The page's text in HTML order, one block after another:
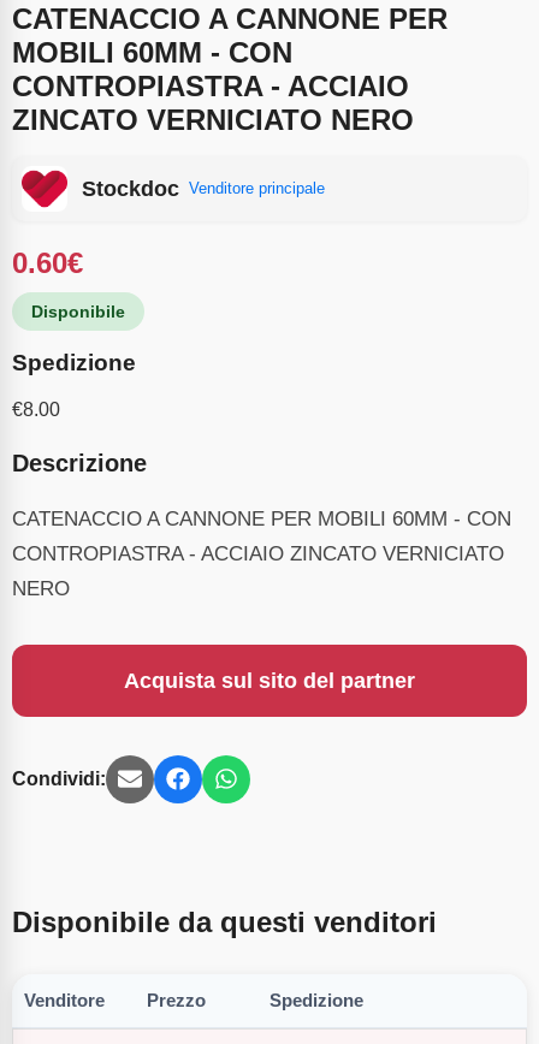
CATENACCIO A CANNONE PER
MOBILI 60MM - CON
CONTROPIASTRA - ACCIAIO
ZINCATO VERNICIATO NERO
Stockdoc Venditore principale
0.60€
Disponibile
Spedizione
€8.00
Descrizione
CATENACCIO A CANNONE PER MOBILI 60MM - CON
CONTROPIASTRA - ACCIAIO ZINCATO VERNICIATO
NERO
Acquista sul sito del partner
Condividi:
Disponibile da questi venditori
Venditore Prezzo Spedizione